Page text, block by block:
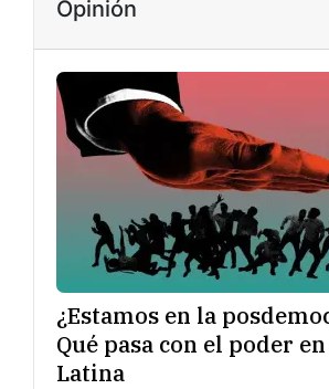
Opinión
¿Estamos en la
Qué pasa con el poder
Latina